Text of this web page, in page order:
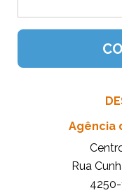
Agência
Rua